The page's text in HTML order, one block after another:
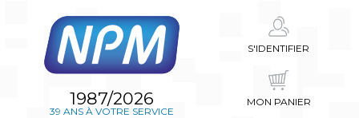
1987/2026
39 ANS À VOTRE SERVICE
S'IDENTIFIER
MON PANIER